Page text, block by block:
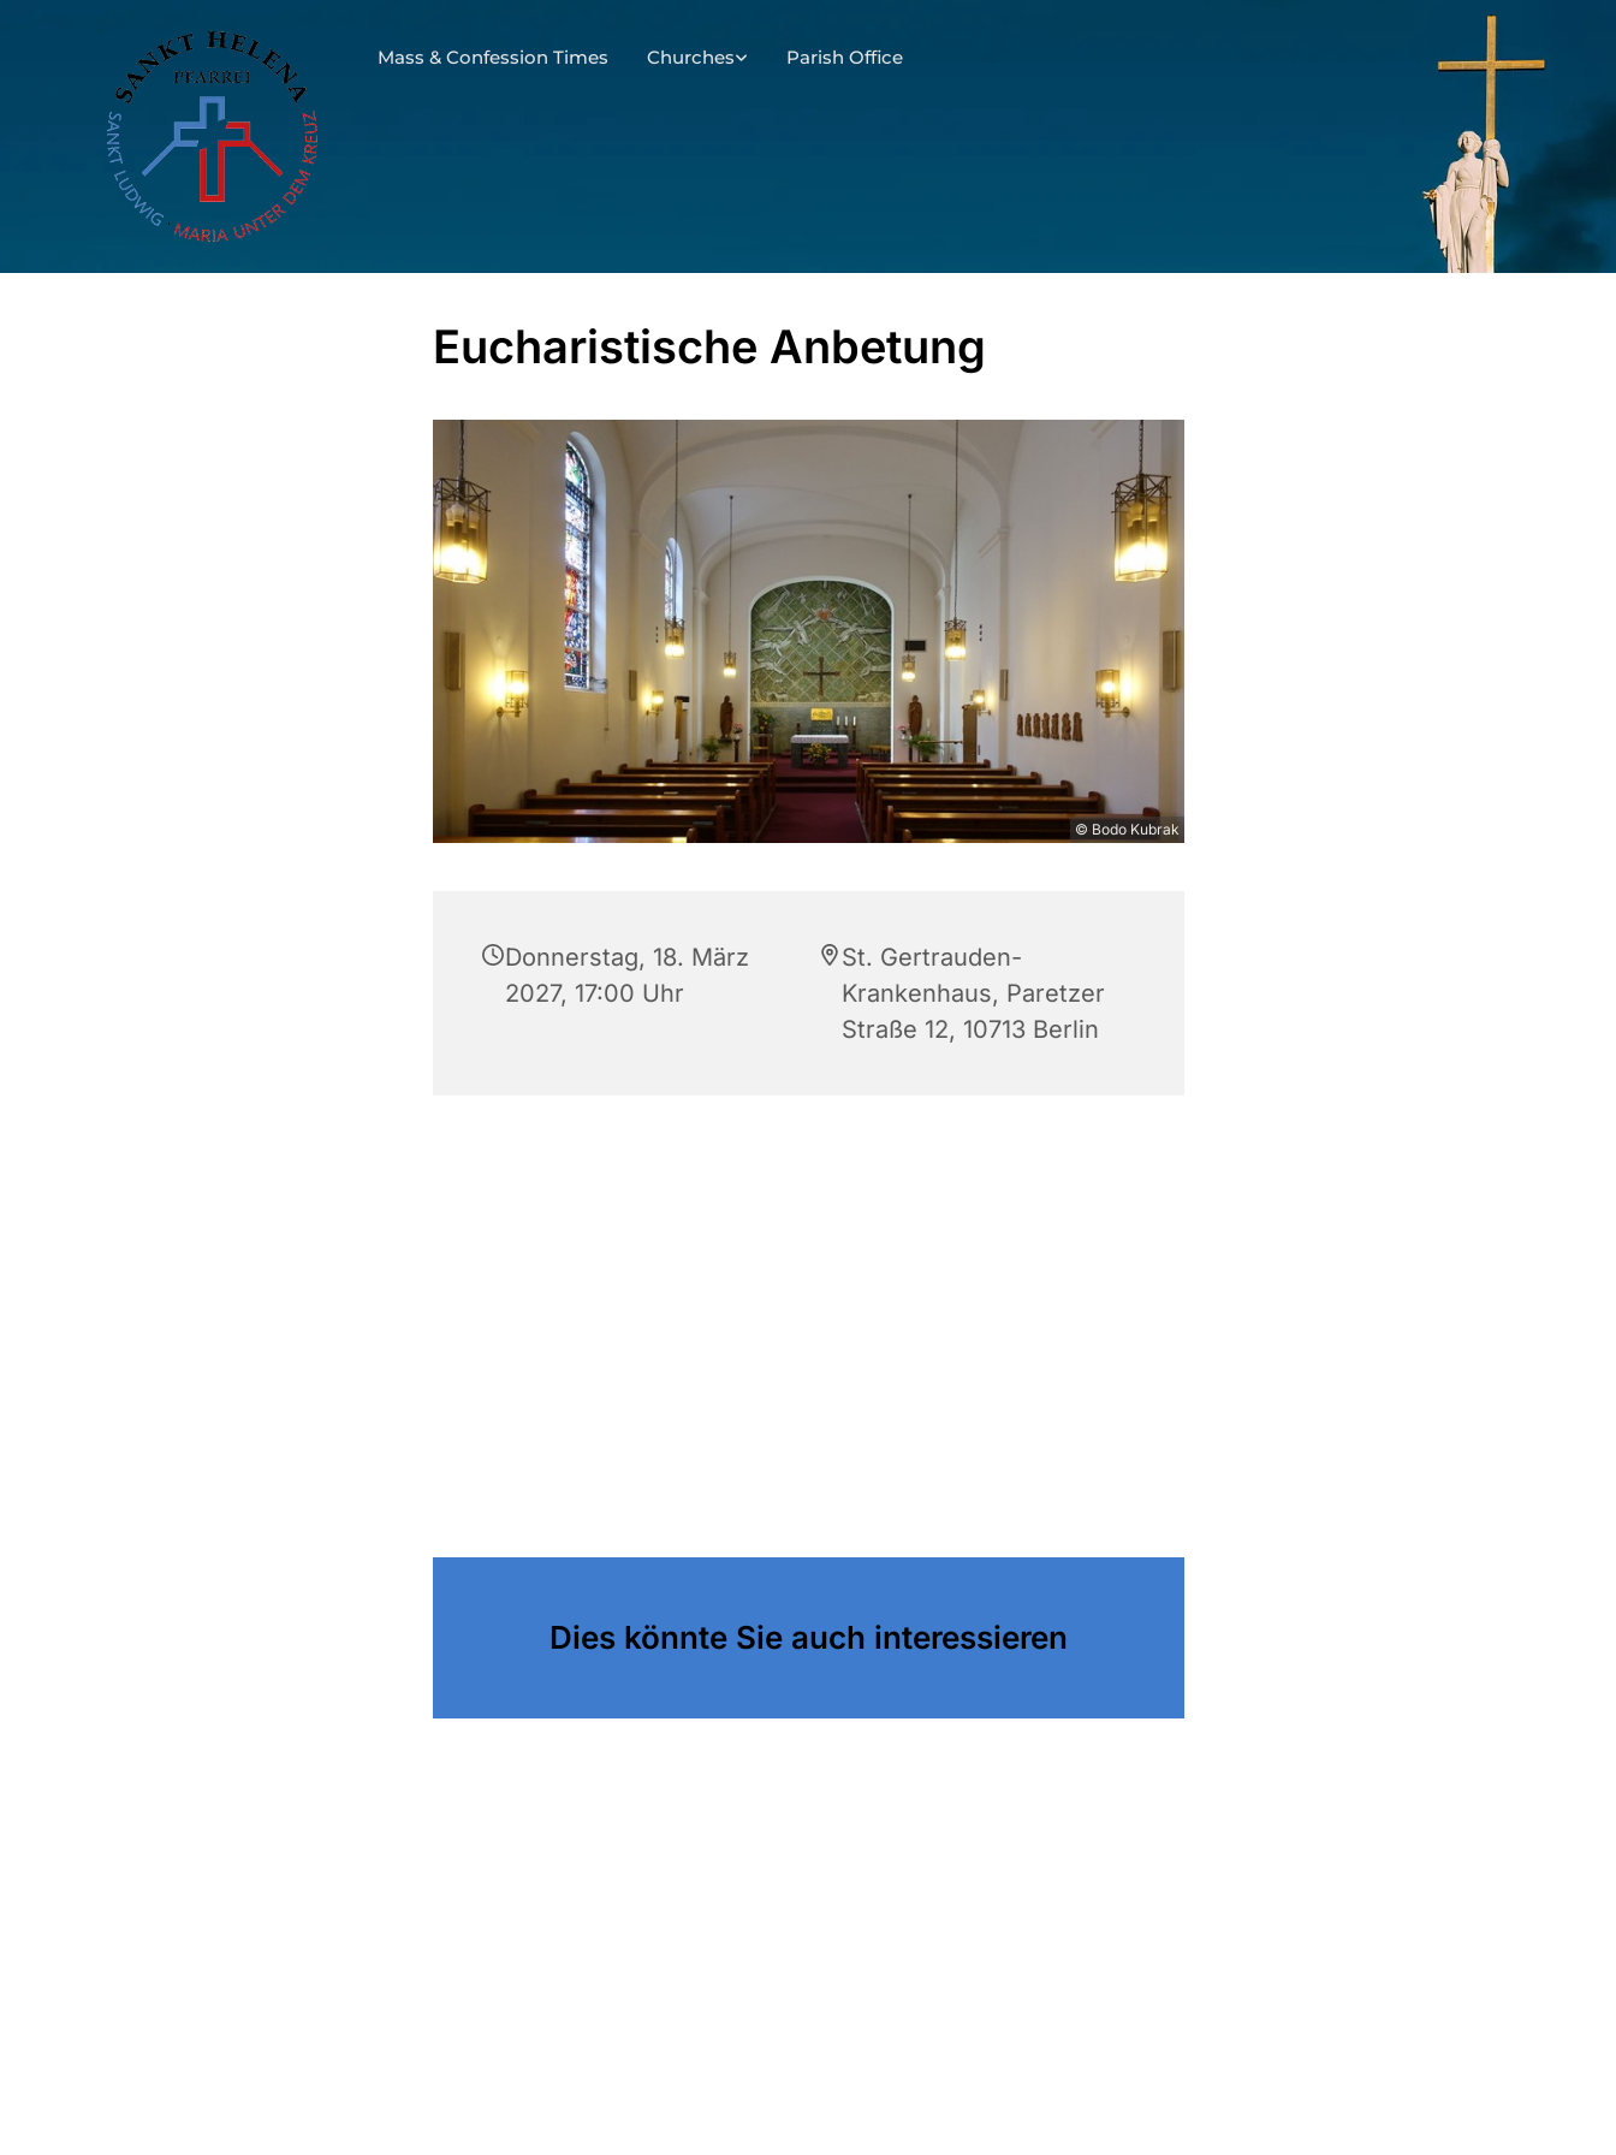
Mass & Confession Times Churches Parish Office
Eucharistische Anbetung
© Bodo Kubrak
Donnerstag, 18. März
2027, 17:00 Uhr
St. Gertrauden-
Krankenhaus, Paretzer
Straße 12, 10713 Berlin
Dies könnte Sie auch interessieren